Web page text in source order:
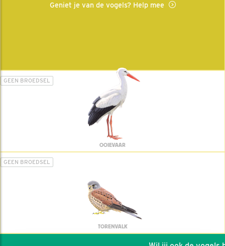
Geniet je van de vogels? Help mee
GEEN BROEDSEL
OOIEVAAR
GEEN BROEDSEL
TORENVALK